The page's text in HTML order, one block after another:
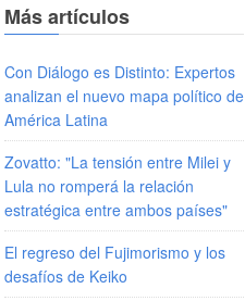
Más artículos
Con Diálogo es Distinto: Expertos
analizan el nuevo mapa político de
América Latina
Zovatto: "La tensión entre Milei y
Lula no romperá la relación
estratégica entre ambos países"
El regreso del Fujimorismo y los
desafíos de Keiko